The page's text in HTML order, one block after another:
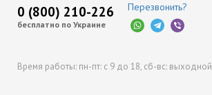
0 (800) 210-226
бесплатно по Украине
Перезвонить?
Время работы: пн-пт: с 9 до 18, сб-вс: выходной